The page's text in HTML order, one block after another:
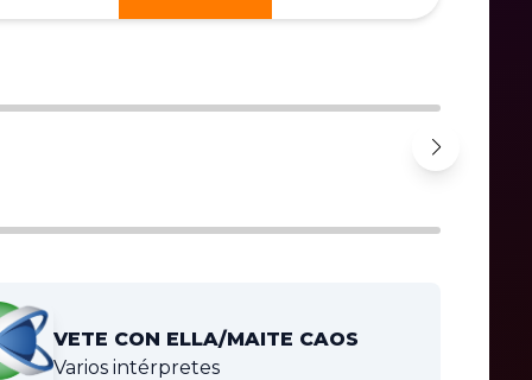
VETE CON ELLA/MAITE CAOS
Varios intérpretes